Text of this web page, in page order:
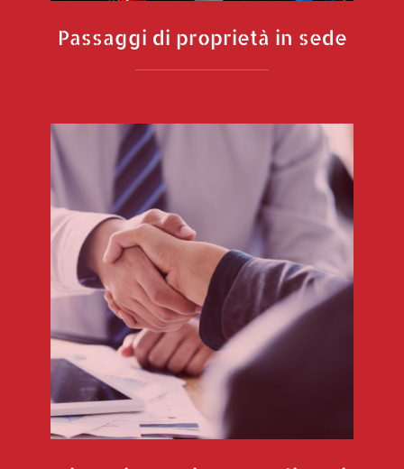
Passaggi di proprietà in sede